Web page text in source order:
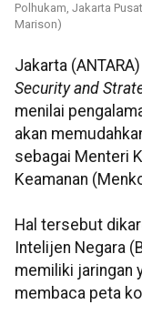
Polhukam, Jakarta
Marison)
Jakarta
Security and
menilai
akan
sebagai Menteri
Keamanan
Hal tersebut
Intelijen Negara
memiliki jaringan
membaca peta